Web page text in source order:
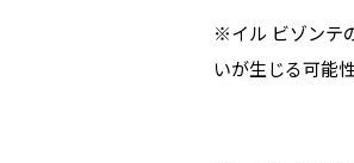
※イル ビゾンテ
いが生じる可能